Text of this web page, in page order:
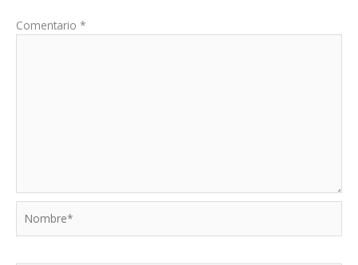
Comentario *